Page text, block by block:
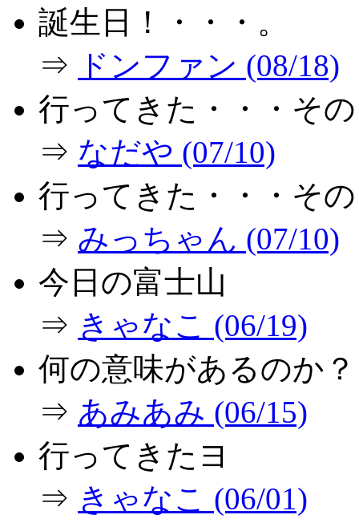
誕生日！・・・。
⇒
ドンファン (08/18)
行ってきた・・・その
⇒ なだや (07/10)
行ってきた・・・その
⇒ みっちゃん (07/10)
今日の富士山
⇒ きゃなこ (06/19)
何の意味があるのか？
⇒ あみあみ (06/15)
行ってきたヨ
⇒ きゃなこ (06/01)